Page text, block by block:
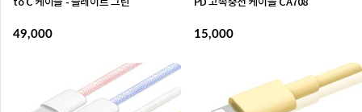
49,000 15,000